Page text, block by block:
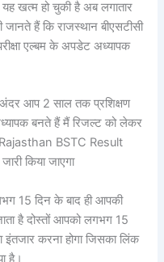
यह खत्म हो चुकी है अब लगातार
हैं कि राजस्थान बीएसटीसी
एल्बम के अपडेट अध्यापक
अंदर आप 2 साल तक प्रशिक्षण
बनते हैं मैं रिजल्ट को लेकर
Rajasthan BSTC Result
किया जाएगा
15 दिन के बाद ही आपकी
है दोस्तों आपको लगभग 15
इंतजार करना होगा जिसका लिंक
है।